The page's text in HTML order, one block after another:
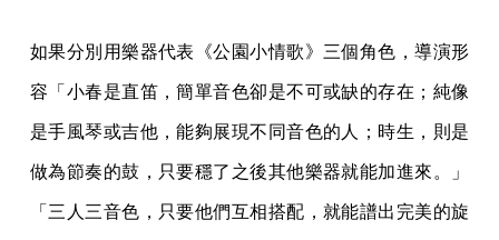
如果分別用樂器代表《公園小情歌》三個角色，導演形
容「小春是直笛，簡單音色卻是不可或缺的存在；純像
是手風琴或吉他，能夠展現不同音色的人；時生，則是
做為節奏的鼓，只要穩了之後其他樂器就能加進來。」
「三人三音色，只要他們互相搭配，就能譜出完美的旋